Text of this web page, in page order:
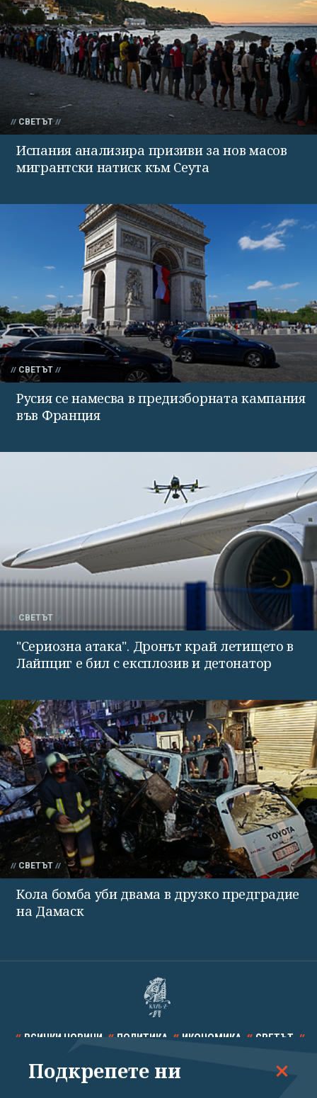
СВЕТЪТ
Испания анализира призиви за нов масов
мигрантски натиск към Сеута
СВЕТЪТ
Русия се намесва в предизборната кампания
във Франция
СВЕТЪТ
"Сериозна атака". Дронът край летището в
Лайпциг е бил с експлозив и детонатор
СВЕТЪТ
Кола бомба уби двама в друзко предградие
на Дамаск
ВСИЧКИ НОВИНИ ПОЛИТИКА ИКОНОМИКА СВЕТЪТ
СПОРТ КУЛТУРА ТЕХНОЛОГИИ КАЛЕЙДОСКОП
Подкрепете ни